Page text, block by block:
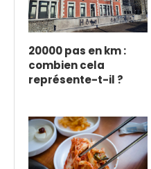
20000 pas en km :
combien cela
représente-t-il ?